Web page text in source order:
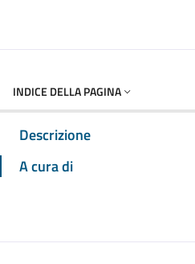
INDICE DELLA PAGINA
Descrizione
A cura di